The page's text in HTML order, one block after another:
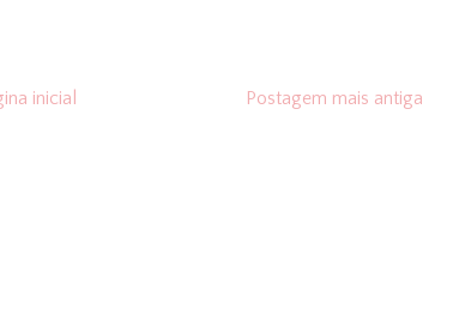
Postagem mais antiga
inicial